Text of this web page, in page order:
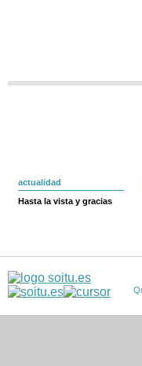
actualidad
Hasta la vista y gracias